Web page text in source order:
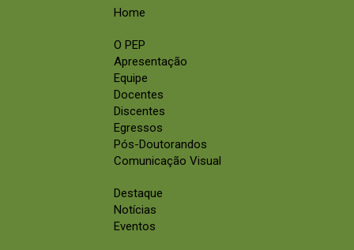
Home
O PEP
Apresentação
Equipe
Docentes
Discentes
Egressos
Pós-Doutorandos
Comunicação Visual
Destaque
Notícias
Eventos